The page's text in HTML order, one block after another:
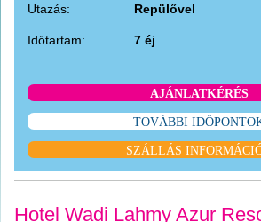
Utazás:
Repülővel
Időtartam: 7 éj
AJÁNLATKÉRÉS
TOVÁBBI
SZÁLLÁS
Hotel Wadi Lahmy Azur